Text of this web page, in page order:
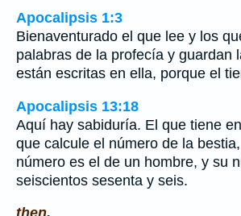
Apocalipsis 1:3
Bienaventurado el que lee y los
palabras de la profecía y guardan
están escritas en ella, porque el
Apocalipsis 13:18
Aquí hay sabiduría. El que tiene
que calcule el número de la
número es el de un hombre, y su
seiscientos sesenta y seis.